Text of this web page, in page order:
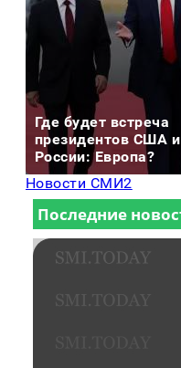
Где будет встреча
президентов США и
России: Европа?
Новости СМИ2